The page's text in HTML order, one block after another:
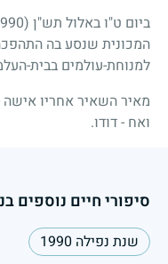
ביום ט"ו באלול תש"ן (5.9.1990)
המכונית שנסע בה
למנוחת-עולמים בבית-
מאיר השאיר אחריו אישה
ואח - דודו.
סיפורי חיים נוספים
שנת נפילה 1990